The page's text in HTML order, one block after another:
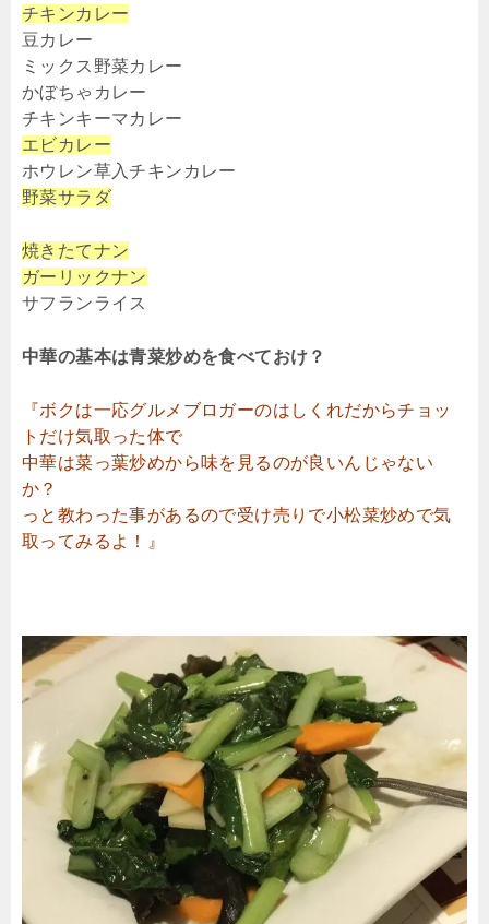
チキンカレー
豆カレー
ミックス野菜カレー
かぼちゃカレー
チキンキーマカレー
エビカレー
ホウレン草入チキンカレー
野菜サラダ
焼きたてナン
ガーリックナン
サフランライス
中華の基本は青菜炒めを食べておけ？
『ボクは一応グルメブロガーのはしくれだからチョッ
トだけ気取った体で
中華は菜っ葉炒めから味を見るのが良いんじゃない
か？
っと教わった事があるので受け売りで小松菜炒めで気
取ってみるよ！』